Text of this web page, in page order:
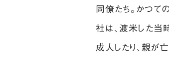
同僚たち。かつて
社は、渡米した当
成人したり、親が